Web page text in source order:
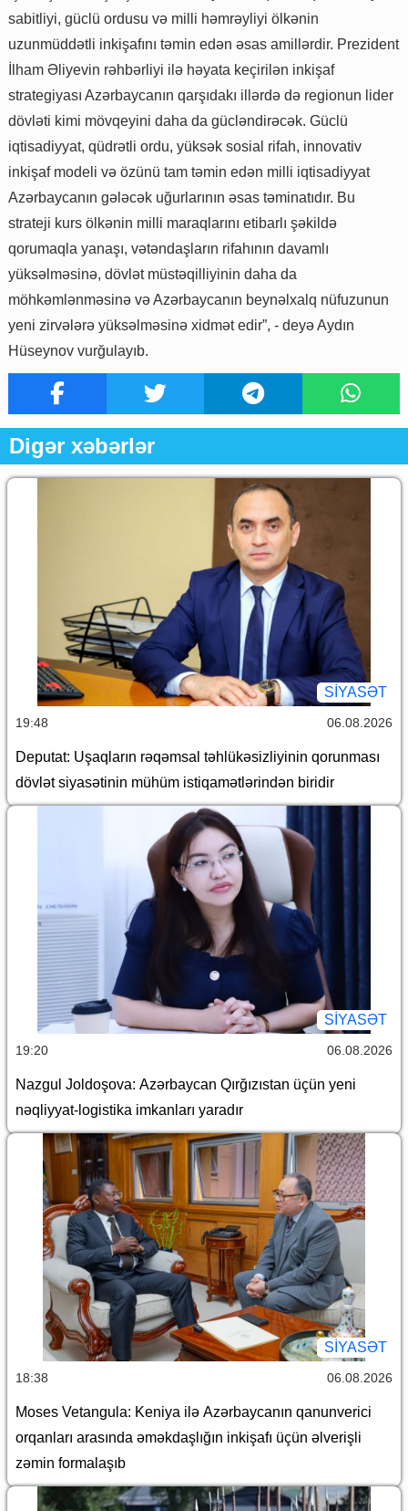
sabitliyi, güclü ordusu və milli həmrəyliyi ölkənin
uzunmüddətli inkişafını təmin edən əsas amillərdir. Prezident
İlham Əliyevin rəhbərliyi ilə həyata keçirilən inkişaf
strategiyası Azərbaycanın qarşıdakı illərdə də regionun lider
dövləti kimi mövqeyini daha da gücləndirəcək. Güclü
iqtisadiyyat, qüdrətli ordu, yüksək sosial rifah, innovativ
inkişaf modeli və özünü tam təmin edən milli iqtisadiyyat
Azərbaycanın gələcək uğurlarının əsas təminatıdır. Bu
strateji kurs ölkənin milli maraqlarını etibarlı şəkildə
qorumaqla yanaşı, vətəndaşların rifahının davamlı
yüksəlməsinə, dövlət müstəqilliyinin daha da
möhkəmlənməsinə və Azərbaycanın beynəlxalq nüfuzunun
yeni zirvələrə yüksəlməsinə xidmət edir”, - deyə Aydın
Hüseynov vurğulayıb.
Digər xəbərlər
SİYASƏT
19:48 06.08.2026
Deputat: Uşaqların rəqəmsal təhlükəsizliyinin qorunması
dövlət siyasətinin mühüm istiqamətlərindən biridir
SİYASƏT
19:20 06.08.2026
Nazgul Joldoşova: Azərbaycan Qırğızıstan üçün yeni
nəqliyyat-logistika imkanları yaradır
SİYASƏT
18:38 06.08.2026
Moses Vetangula: Keniya ilə Azərbaycanın qanunverici
orqanları arasında əməkdaşlığın inkişafı üçün əlverişli
zəmin formalaşıb